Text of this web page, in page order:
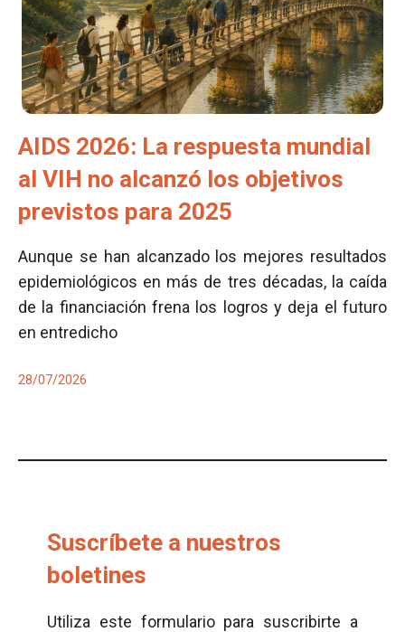
AIDS 2026: La respuesta mundial
al VIH no alcanzó los objetivos
previstos para 2025
Aunque se han alcanzado los mejores resultados
epidemiológicos en más de tres décadas, la caída
de la financiación frena los logros y deja el futuro
en entredicho
28/07/2026
Suscríbete a nuestros
boletines
Utiliza este formulario para suscribirte a